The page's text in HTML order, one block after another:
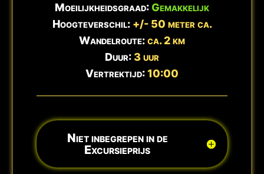
Moeilijkheidsgraad:Gemakkelijk
Hoogteverschil: +/- 50 meter ca.
Wandelroute:ca. 2 km
Duur: 3 uur
Vertrektijd:10:00
Niet inbegrepen in de
Excursieprijs